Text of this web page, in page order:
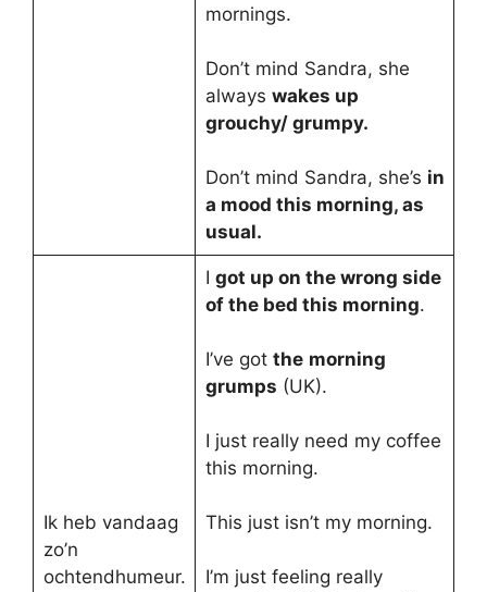
mornings.
Don’t mind Sandra, she
always wakes up
grouchy/ grumpy.
Don’t mind Sandra, she’s in
a mood this morning, as
usual.
Ik heb vandaag
zo’n
ochtendhumeur.
I got up on the wrong side
of the bed this morning.
I’ve got the morning
grumps (UK).
I just really need my coffee
this morning.
This just isn’t my morning.
I’m just feeling really